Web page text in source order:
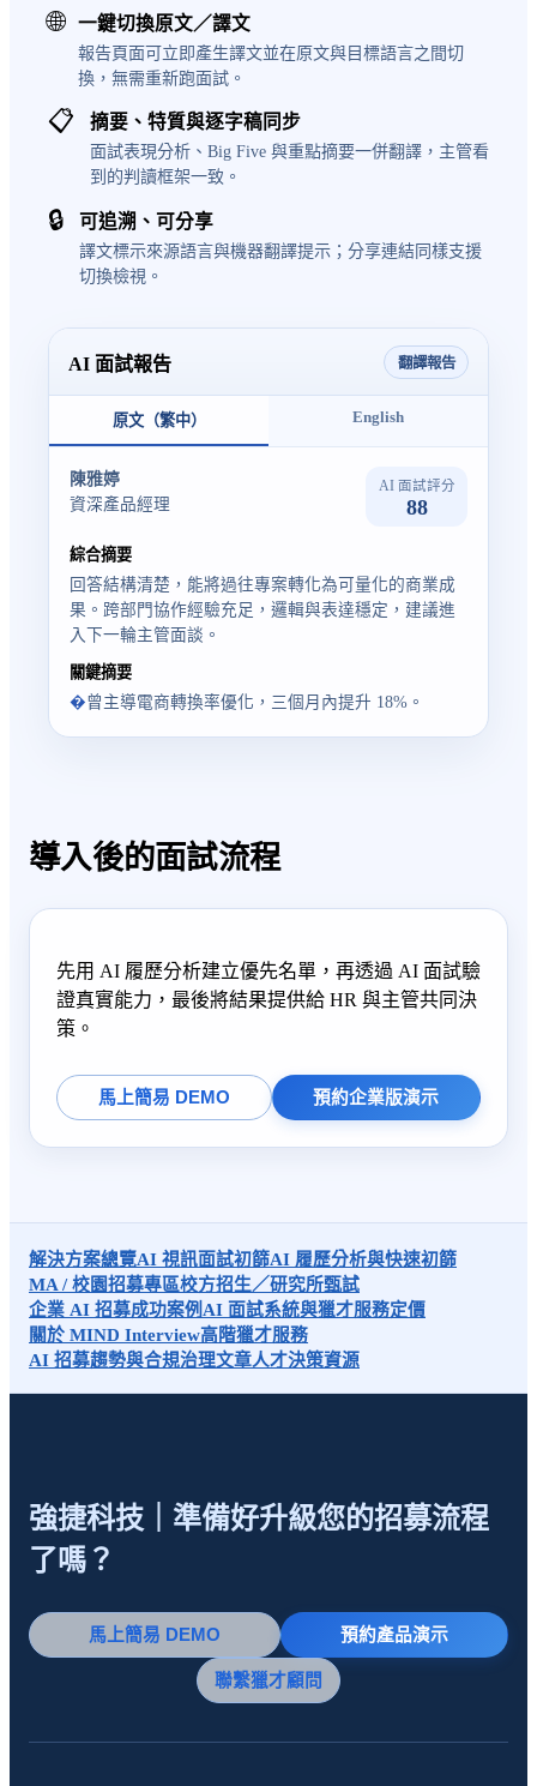
🌐 一鍵切換原文／譯文
報告頁面可立即產生譯文並在原文與目標語言之間切
換，無需重新跑面試。
📋 摘要、特質與逐字稿同步
面試表現分析、Big Five 與重點摘要一併翻譯，主管看
到的判讀框架一致。
🔒 可追溯、可分享
譯文標示來源語言與機器翻譯提示；分享連結同樣支援
切換檢視。
AI 面試報告 翻譯報告
原文（繁中） English
陳雅婷
資深產品經理
AI 面試評分
88
綜合摘要
回答結構清楚，能將過往專案轉化為可量化的商業成
果。跨部門協作經驗充足，邏輯與表達穩定，建議進
入下一輪主管面談。
關鍵摘要
曾主導電商轉換率優化，三個月內提升 18%。
導入後的面試流程
先用 AI 履歷分析建立優先名單，再透過 AI 面試驗
證真實能力，最後將結果提供給 HR 與主管共同決
策。
馬上簡易 DEMO 預約企業版演示
解決方案總覽AI 視訊面試初篩AI 履歷分析與快速初篩
MA / 校園招募專區校方招生／研究所甄試
企業 AI 招募成功案例AI 面試系統與獵才服務定價
關於 MIND Interview高階獵才服務
AI 招募趨勢與合規治理文章人才決策資源
強捷科技｜準備好升級您的招募流程
了嗎？
馬上簡易 DEMO 預約產品演示
聯繫獵才顧問